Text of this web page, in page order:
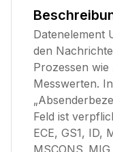
Datenelement
den
Prozessen
Messwerten.
Feld ist
ECE, GS1, ID,